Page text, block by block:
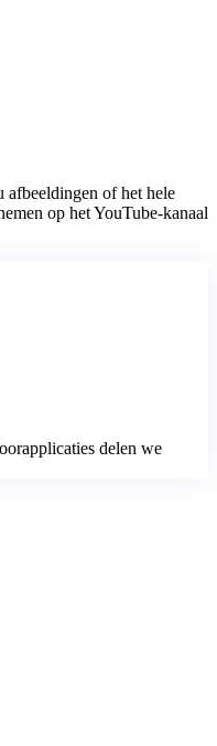
afbeeldingen of het hele
op het YouTube-kanaal
delen we